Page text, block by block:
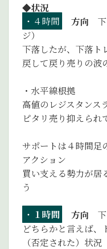
◆状況
・４時間
方向
ジ）
下落したが、下落ト
戻して戻り売りの波
・水平線根拠
高値のレジスタンス
ピタリ売り抑えられ
サポートは４時間足
アクション
買い支える勢力が居
う
・ １時間 方向
どちらかと言えば、
（否定された）状況